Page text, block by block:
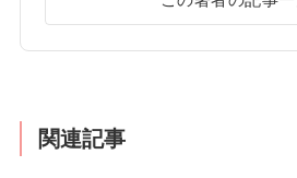
関連記事